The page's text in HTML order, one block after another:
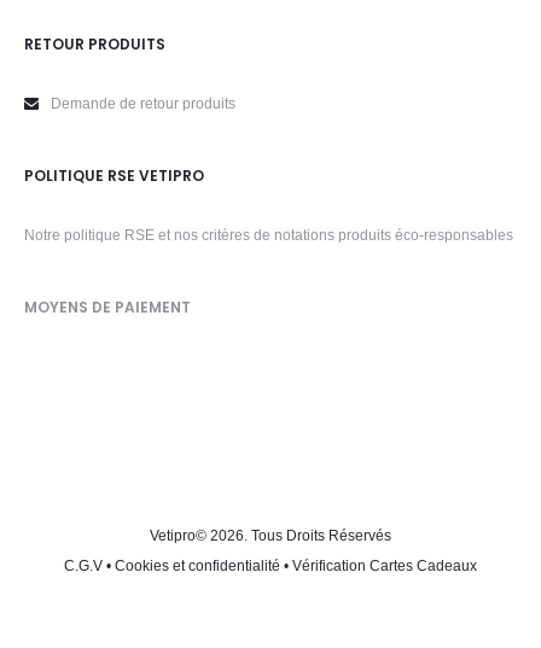
RETOUR PRODUITS
Demande de retour produits
POLITIQUE RSE VETIPRO
Notre politique RSE et nos critères de notations produits éco-responsables
MOYENS DE PAIEMENT
Vetipro© 2026. Tous Droits Réservés
C.G.V • Cookies et confidentialité • Vérification Cartes Cadeaux